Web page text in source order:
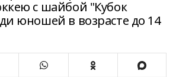
с шайбой "Кубок
юношей в возрасте до 14